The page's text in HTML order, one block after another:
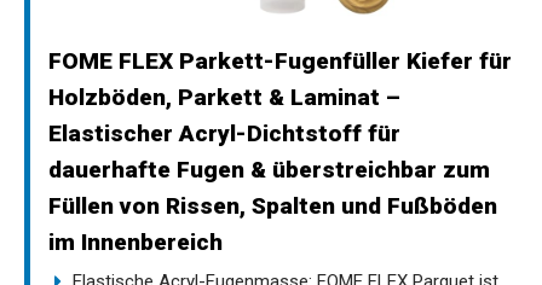
FOME FLEX Parkett-Fugenfüller Kiefer für
Holzböden, Parkett & Laminat –
Elastischer Acryl-Dichtstoff für
dauerhafte Fugen & überstreichbar zum
Füllen von Rissen, Spalten und Fußböden
im Innenbereich